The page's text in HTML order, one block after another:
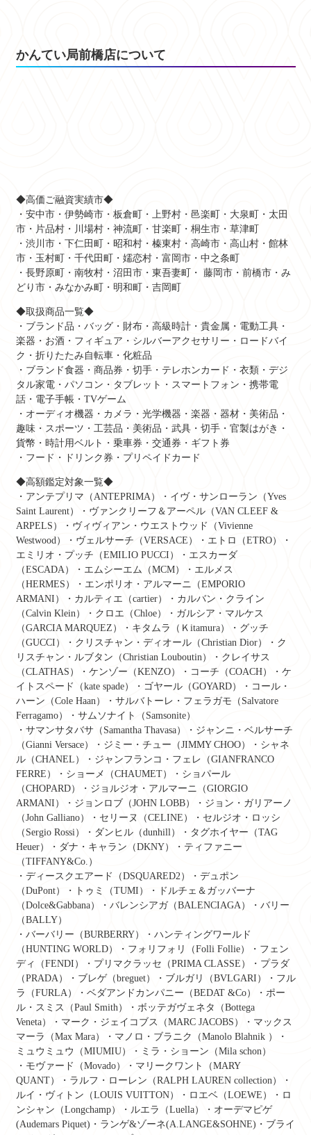
かんてい局前橋店について
◆高価ご融資実績市◆
・安中市・伊勢崎市・板倉町・上野村・邑楽町・大泉町・太田
市・片品村・川場村・神流町・甘楽町・桐生市・草津町
・渋川市・下仁田町・昭和村・榛東村・高崎市・高山村・館林
市・玉村町・千代田町・嬬恋村・富岡市・中之条町
・長野原町・南牧村・沼田市・東吾妻町・ 藤岡市・前橋市・み
どり市・みなかみ町・明和町・吉岡町
◆取扱商品一覧◆
・ブランド品・バッグ・財布・高級時計・貴金属・電動工具・
楽器・お酒・フィギュア・シルバーアクセサリー・ロードバイ
ク・折りたたみ自転車・化粧品
・ブランド食器・商品券・切手・テレホンカード・衣類・デジ
タル家電・パソコン・タブレット・スマートフォン・携帯電
話・電子手帳・TVゲーム
・オーディオ機器・カメラ・光学機器・楽器・器材・美術品・
趣味・スポーツ・工芸品・美術品・武具・切手・官製はがき・
貨幣・時計用ベルト・乗車券・交通券・ギフト券
・フード・ドリンク券・プリペイドカード
◆高額鑑定対象一覧◆
・アンテプリマ（ANTEPRIMA）・イヴ・サンローラン（Yves
Saint Laurent）・ヴァンクリーフ＆アーペル（VAN CLEEF &
ARPELS）・ヴィヴィアン・ウエストウッド（Vivienne
Westwood）・ヴェルサーチ（VERSACE）・エトロ（ETRO）・
エミリオ・プッチ（EMILIO PUCCI）・エスカーダ
（ESCADA）・エムシーエム（MCM）・エルメス
（HERMES）・エンポリオ・アルマーニ（EMPORIO
ARMANI）・カルティエ（cartier）・カルバン・クライン
（Calvin Klein）・クロエ（Chloe）・ガルシア・マルケス
（GARCIA MARQUEZ）・キタムラ（Ｋitamura）・グッチ
（GUCCI）・クリスチャン・ディオール（Christian Dior）・ク
リスチャン・ルブタン（Christian Louboutin）・クレイサス
（CLATHAS）・ケンゾー（KENZO）・コーチ（COACH）・ケ
イトスペード（kate spade）・ゴヤール（GOYARD）・コール・
ハーン（Cole Haan）・サルバトーレ・フェラガモ（Salvatore
Ferragamo）・サムソナイト（Samsonite）
・サマンサタバサ（Samantha Thavasa）・ジャンニ・ベルサーチ
（Gianni Versace）・ジミー・チュー（JIMMY CHOO）・シャネ
ル（CHANEL）・ジャンフランコ・フェレ（GIANFRANCO
FERRE）・ショーメ（CHAUMET）・ショパール
（CHOPARD）・ジョルジオ・アルマーニ（GIORGIO
ARMANI）・ジョンロブ（JOHN LOBB）・ジョン・ガリアーノ
（John Galliano）・セリーヌ（CELINE）・セルジオ・ロッシ
（Sergio Rossi）・ダンヒル（dunhill）・タグホイヤー（TAG
Heuer）・ダナ・キャラン（DKNY）・ティファニー
（TIFFANY&Co.）
・ディースクエアード（DSQUARED2）・デュポン
（DuPont）・トゥミ（TUMI）・ドルチェ＆ガッバーナ
（Dolce&Gabbana）・バレンシアガ（BALENCIAGA）・バリー
（BALLY）
・バーバリー（BURBERRY）・ハンティングワールド
（HUNTING WORLD）・フォリフォリ（Folli Follie）・フェン
ディ（FENDI）・プリマクラッセ（PRIMA CLASSE）・プラダ
（PRADA）・ブレゲ（breguet）・ブルガリ（BVLGARI）・フル
ラ（FURLA）・ベダアンドカンパニー（BEDAT &Co）・ポー
ル・スミス（Paul Smith）・ボッテガヴェネタ（Bottega
Veneta）・マーク・ジェイコブス（MARC JACOBS）・マックス
マーラ（Max Mara）・マノロ・ブラニク（Manolo Blahnik ）・
ミュウミュウ（MIUMIU）・ミラ・ショーン（Mila schon）
・モヴァード（Movado）・マリークワント（MARY
QUANT）・ラルフ・ローレン（RALPH LAUREN collection）・
ルイ・ヴィトン（LOUIS VUITTON）・ロエベ（LOEWE）・ロ
ンシャン（Longchamp）・ルエラ（Luella）・オーデマピゲ
(Audemars Piquet)・ランゲ&ゾーネ(A.LANGE&SOHNE)・ブライ